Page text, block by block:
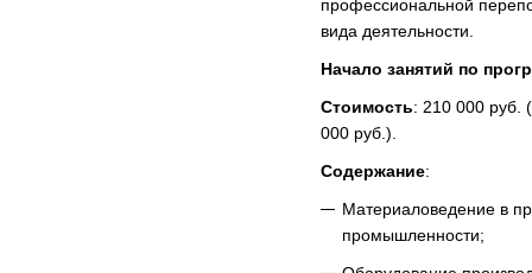
профессиональной
вида деятельности.
Начало занятий по
Стоимость: 210 000 руб.
000 руб.).
Содержание:
Материаловедение в
промышленности;